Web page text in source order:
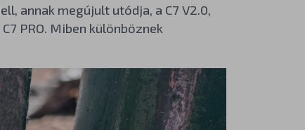
annak megújult utódja, a C7 V2.0,
PRO. Miben különböznek